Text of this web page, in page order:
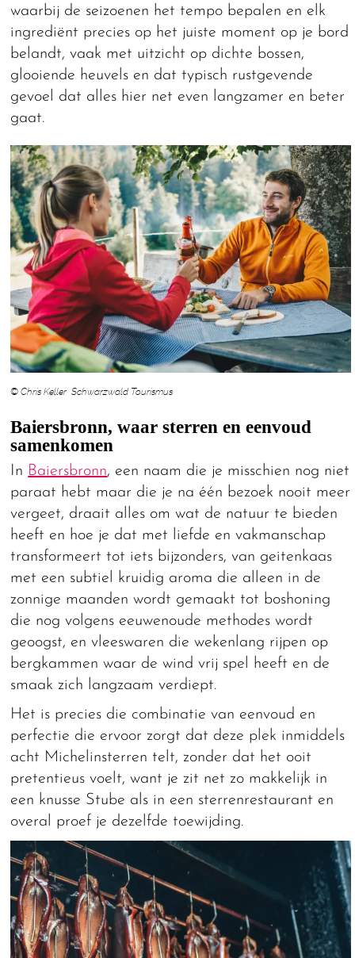
waarbij de seizoenen het tempo bepalen en elk
ingrediënt precies op het juiste moment op je bord
belandt, vaak met uitzicht op dichte bossen,
glooiende heuvels en dat typisch rustgevende
gevoel dat alles hier net even langzamer en beter
gaat.
© Chris Keller Schwarzwald Tourismus
Baiersbronn, waar sterren en eenvoud
samenkomen
In Baiersbronn, een naam die je misschien nog niet
paraat hebt maar die je na één bezoek nooit meer
vergeet, draait alles om wat de natuur te bieden
heeft en hoe je dat met liefde en vakmanschap
transformeert tot iets bijzonders, van geitenkaas
met een subtiel kruidig aroma die alleen in de
zonnige maanden wordt gemaakt tot boshoning
die nog volgens eeuwenoude methodes wordt
geoogst, en vleeswaren die wekenlang rijpen op
bergkammen waar de wind vrij spel heeft en de
smaak zich langzaam verdiept.
Het is precies die combinatie van eenvoud en
perfectie die ervoor zorgt dat deze plek inmiddels
acht Michelinsterren telt, zonder dat het ooit
pretentieus voelt, want je zit net zo makkelijk in
een knusse Stube als in een sterrenrestaurant en
overal proef je dezelfde toewijding.